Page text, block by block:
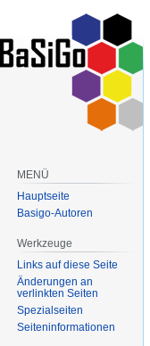
MENÜ
Hauptseite
Basigo-Autoren
Werkzeuge
Links auf diese Seite
Änderungen an
verlinkten Seiten
Spezialseiten
Seiten­informationen